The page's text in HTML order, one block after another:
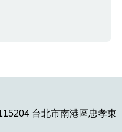
台北市南港區忠孝東